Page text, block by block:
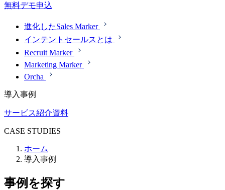
無料デモ申込
進化したSales Marker
インテントセールスとは
Recruit Marker
Marketing Marker
Orcha
導入事例
サービス紹介資料
CASE STUDIES
ホーム
導入事例
事例を探す